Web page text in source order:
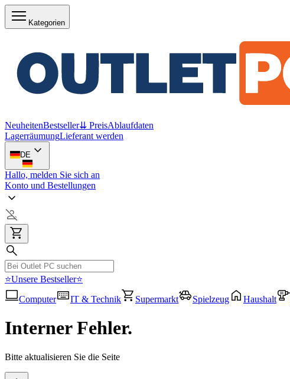
Kategorien
NeuheitenBestseller⇊ PreisAblaufdaten
LagerräumungLieferant werden
DE
Hallo, melden Sie sich an
Konto und Bestellungen
⭐Unsere Bestseller⭐
Computer
IT & Technik Supermarkt Spielzeug Haushalt
Interner Fehler.
Bitte aktualisieren Sie die Seite